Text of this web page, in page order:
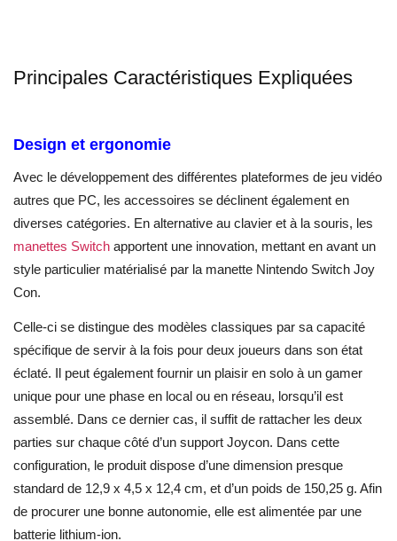
Principales Caractéristiques Expliquées
Design et ergonomie
Avec le développement des différentes plateformes de jeu vidéo
autres que PC, les accessoires se déclinent également en
diverses catégories. En alternative au clavier et à la souris, les
manettes Switch apportent une innovation, mettant en avant un
style particulier matérialisé par la manette Nintendo Switch Joy
Con.
Celle-ci se distingue des modèles classiques par sa capacité
spécifique de servir à la fois pour deux joueurs dans son état
éclaté. Il peut également fournir un plaisir en solo à un gamer
unique pour une phase en local ou en réseau, lorsqu’il est
assemblé. Dans ce dernier cas, il suffit de rattacher les deux
parties sur chaque côté d’un support Joycon. Dans cette
configuration, le produit dispose d’une dimension presque
standard de 12,9 x 4,5 x 12,4 cm, et d’un poids de 150,25 g. Afin
de procurer une bonne autonomie, elle est alimentée par une
batterie lithium-ion.